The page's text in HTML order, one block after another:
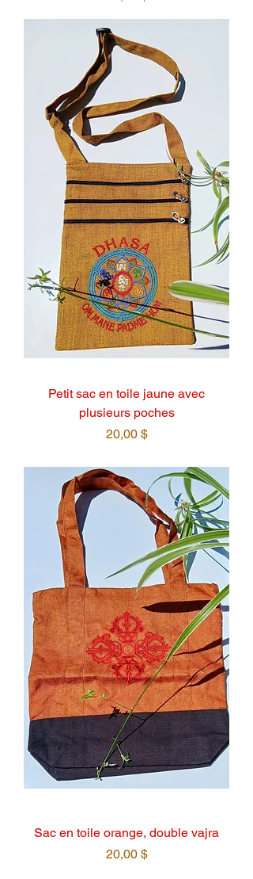
Petit sac en toile jaune avec
plusieurs poches
Prix
20,00 $
Sac en toile orange, double vajra
Prix
20,00 $